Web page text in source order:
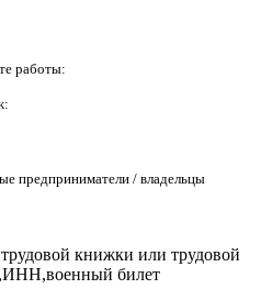
работы:
предприниматели / владельцы
трудовой книжки или трудовой
билет